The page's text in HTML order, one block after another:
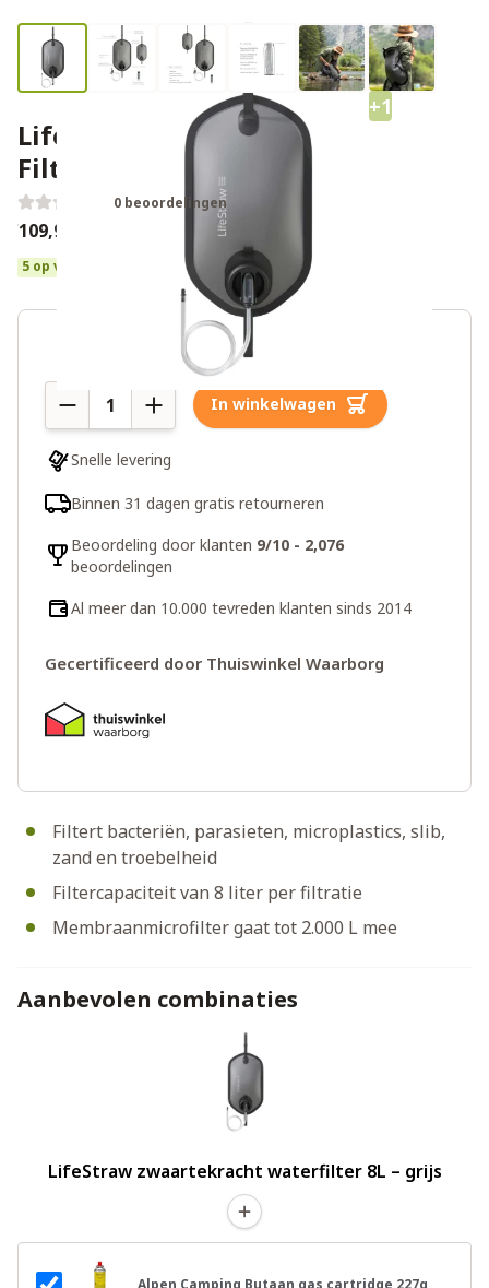
+1
LifeStraw Peak Series Gravity
Filter System – 8L – Grijs
0 beoordelingen
€109,95
5 op voorraad
Filtert bacteriën, parasieten, microplastics, slib,
zand en troebelheid
Filtercapaciteit van 8 liter per filtratie
Membraanmicrofilter gaat tot 2.000 L mee
Aantal In winkelwagen
Snelle levering
Binnen 31 dagen gratis retourneren
Beoordeling door klanten 9/10 - 2,076
beoordelingen
Al meer dan 10.000 tevreden klanten sinds 2014
Gecertificeerd door Thuiswinkel Waarborg
Aanbevolen combinaties
LifeStraw zwaartekracht waterfilter 8L – grijs